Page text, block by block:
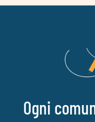
Ogni